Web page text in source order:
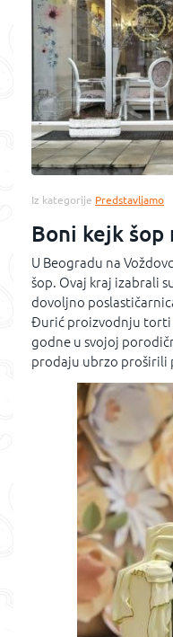
Iz kategorije Predstavljamo
Boni kejk šop
U Beogradu na
šop. Ovaj kraj izabrali
dovoljno
Đurić proizvodnju torti
godne u svojoj
prodaju ubrzo proširili